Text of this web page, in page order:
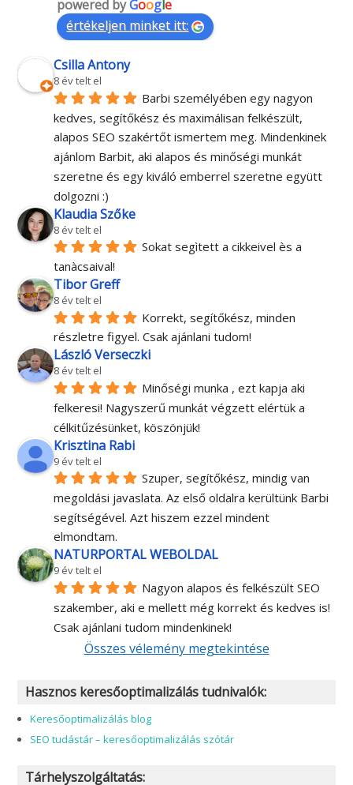
powered byGoogle
értékeljen minket itt:
Csilla Antony
8 év telt el
Barbi személyében egy nagyon
kedves, segítőkész és maximálisan felkészült,
alapos SEO szakértőt ismertem meg. Mindenkinek
ajánlom Barbit, aki alapos és minőségi munkát
szeretne és egy kiváló emberrel szeretne együtt
dolgozni :)
Klaudia Szőke
8 év telt el
Sokat segìtett a cikkeivel ès a
tanàcsaival!
Tibor Greff
8 év telt el
Korrekt, segítőkész, minden
részletre figyel. Csak ajánlani tudom!
László Verseczki
8 év telt el
Minőségi munka , ezt kapja aki
felkeresi! Nagyszerű munkát végzett elértük a
célkitűzésünket, köszönjük!
Krisztina Rabi
9 év telt el
Szuper, segítőkész, mindig van
megoldási javaslata. Az első oldalra kerültünk Barbi
segítségével. Azt hiszem ezzel mindent
elmondtam.
NATURPORTAL WEBOLDAL
9 év telt el
Nagyon alapos és felkészült SEO
szakember, aki e mellett még korrekt és kedves is!
Csak ajánlani tudom mindenkinek!
Összes vélemény megtekintése
Hasznos keresőoptimalizálás tudnivalók:
Keresőoptimalizálás blog
SEO tudástár – keresőoptimalizálás szótár
Tárhelyszolgáltatás: